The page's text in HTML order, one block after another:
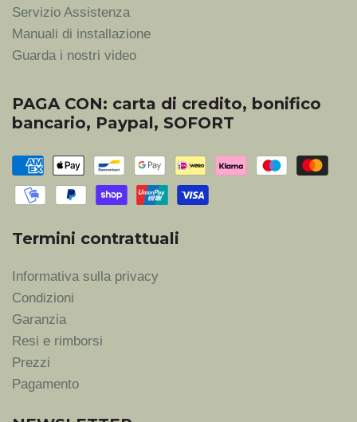
Servizio Assistenza
Manuali di installazione
Guarda i nostri video
PAGA CON: carta di credito, bonifico
bancario, Paypal, SOFORT
Termini contrattuali
Informativa sulla privacy
Condizioni
Garanzia
Resi e rimborsi
Prezzi
Pagamento